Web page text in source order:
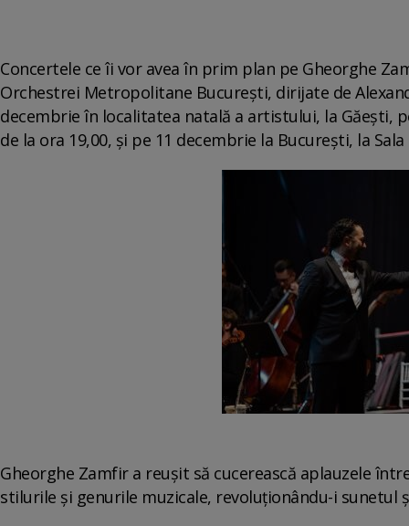
Concertele ce îi vor avea în prim plan pe Gheorghe
Orchestrei Metropolitane Bucureşti, dirijate de
decembrie în localitatea natală a artistului, la Găeşti,
de la ora 19,00, şi pe 11 decembrie la Bucureşti, la
Gheorghe Zamfir a reuşit să cucerească aplauzele
stilurile şi genurile muzicale, revoluţionându-i